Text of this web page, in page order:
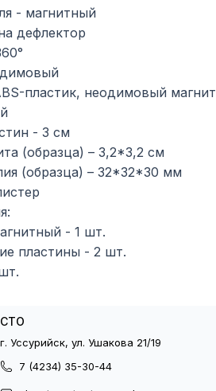
- магнитный
дефлектор
пластик, неодимовый
- 3 см
(образца) – 3,2*3,2 см
(образца) – 32*32*30 мм
- 1 шт.
пластины - 2 шт.
СТО
г. Уссурийск, ул. Ушакова 21/19
7 (4234) 35-30-44